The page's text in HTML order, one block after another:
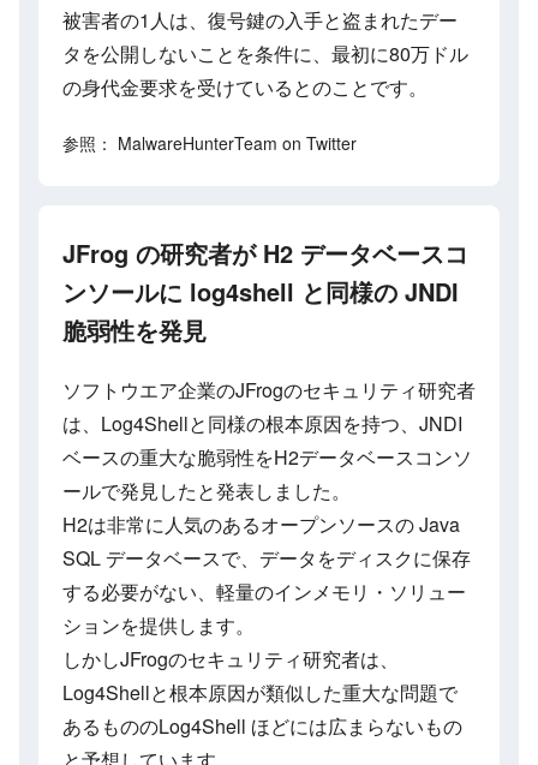
被害者の1人は、復号鍵の入手と盗まれたデー
タを公開しないことを条件に、最初に80万ドル
の身代金要求を受けているとのことです。
参照： MalwareHunterTeam on Twitter
JFrog の研究者が H2 データベースコ
ンソールに log4shell と同様の JNDI
脆弱性を発見
ソフトウエア企業のJFrogのセキュリティ研究者
は、Log4Shellと同様の根本原因を持つ、JNDI
ベースの重大な脆弱性をH2データベースコンソ
ールで発見したと発表しました。
H2は非常に人気のあるオープンソースの Java
SQL データベースで、データをディスクに保存
する必要がない、軽量のインメモリ・ソリュー
ションを提供します。
しかしJFrogのセキュリティ研究者は、
Log4Shellと根本原因が類似した重大な問題で
あるもののLog4Shell ほどには広まらないもの